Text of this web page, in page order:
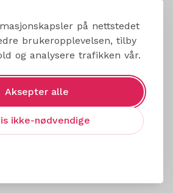
på nettstedet
brukeropplevelsen, tilby
og analysere trafikken vår.
Aksepter alle
ikke-nødvendige